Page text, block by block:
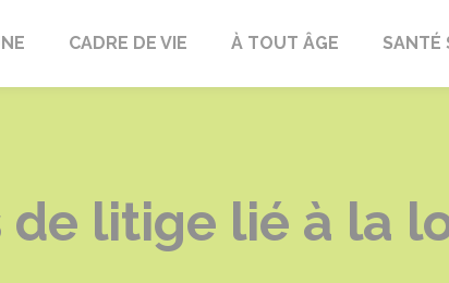
CADRE DE VIE À TOUT ÂGE SANTÉ
de litige lié à la